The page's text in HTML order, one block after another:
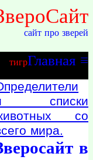
сайт про зверей
≡
Главная
тигр
списки
со
мира.
в